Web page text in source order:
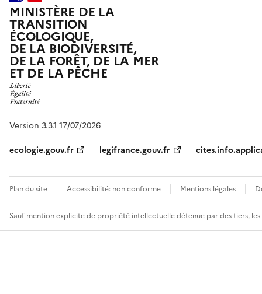
MINISTÈRE DE LA
TRANSITION
ÉCOLOGIQUE,
DE LA BIODIVERSITÉ,
DE LA FORÊT, DE LA MER
ET DE LA PÊCHE
Version 3.3.1 17/07/2026
ecologie.gouv.fr
legifrance.gouv.fr
Plan du site Accessibilité: non conforme Mentions légales
Sauf mention explicite de propriété intellectuelle détenue par des tiers,